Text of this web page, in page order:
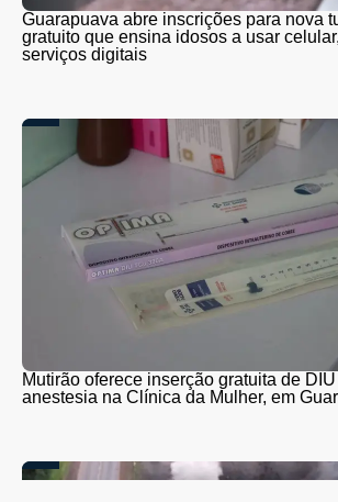
Guarapuava abre inscrições para nova
gratuito que ensina idosos a usar
serviços digitais
Mutirão oferece inserção gratuita de
anestesia na Clínica da Mulher, em